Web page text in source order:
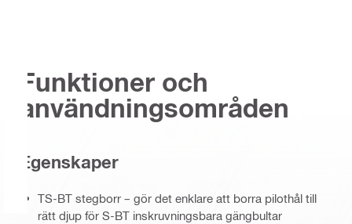
Funktioner och
användningsområden
Egenskaper
TS-BT stegborr – gör det enklare att borra pilothål till
rätt djup för S-BT inskruvningsbara gängbultar